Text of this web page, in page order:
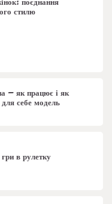
стилю
– як працює і як
себе модель
гри в рулетку